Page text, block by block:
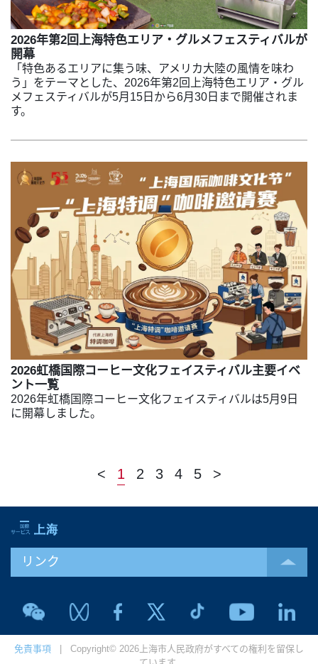
2026年第2回上海特色エリア・グルメフェスティバルが
開幕
「特色あるエリアに集う味、アメリカ大陸の風情を味わ
う」をテーマとした、2026年第2回上海特色エリア・グル
メフェスティバルが5月15日から6月30日まで開催されま
す。
2026虹橋国際コーヒー文化フェイスティバル主要イベ
ント一覧
2026年虹橋国際コーヒー文化フェイスティバルは5月9日
に開幕しました。
< 1 2 3 4 5 >
リンク
免責事項 | Copyright© 2026上海市人民政府がすべての権利を留保し